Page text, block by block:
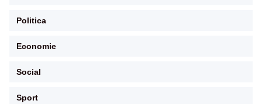
Politica
Economie
Social
Sport